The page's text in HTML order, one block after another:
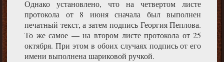
Однако установлено, что на четвертом листе
протокола от 8 июня сначала был выполнен
печатный текст, а затем подпись Георгия Пеплова.
То же самое — на втором листе протокола от 25
октября. При этом в обоих случаях подпись от его
имени выполнена шариковой ручкой.